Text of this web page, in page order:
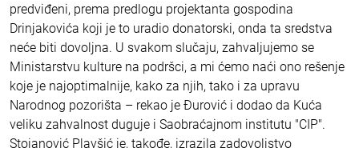
predviđeni, prema predlogu projektanta gospodina
Drinjakovića koji je to uradio donatorski, onda ta sredstva
neće biti dovoljna. U svakom slučaju, zahvaljujemo se
Ministarstvu kulture na podršci, a mi ćemo naći ono rešenje
koje je najoptimalnije, kako za njih, tako i za upravu
Narodnog pozorišta – rekao je Đurović i dodao da Kuća
veliku zahvalnost duguje i Saobraćajnom institutu "CIP".
Stojanović Plavšić je, takođe, izrazila zadovoljstvo